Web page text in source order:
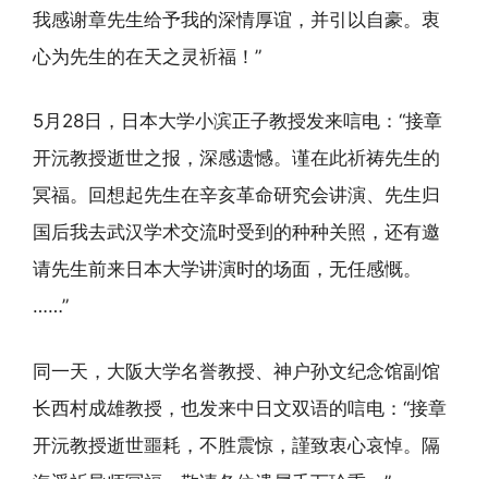
我感谢章先生给予我的深情厚谊，并引以自豪。衷
心为先生的在天之灵祈福！”
5月28日，日本大学小滨正子教授发来唁电：“接章
开沅教授逝世之报，深感遗憾。谨在此祈祷先生的
冥福。回想起先生在辛亥革命研究会讲演、先生归
国后我去武汉学术交流时受到的种种关照，还有邀
请先生前来日本大学讲演时的场面，无任感慨。
……”
同一天，大阪大学名誉教授、神户孙文纪念馆副馆
长西村成雄教授，也发来中日文双语的唁电：“接章
开沅教授逝世噩耗，不胜震惊，謹致衷心哀悼。隔